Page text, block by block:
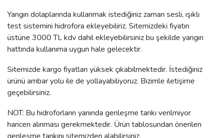
Yangın dolaplarında kullanmak istediğiniz zaman sesli, ışıklı
test sistemini hidrofora ekleyebiliriz. Sitemizdeki fiyatın
üstüne 3000 TL kdv dahil ekleyebilirsiniz bu şekilde yangın
hattında kullanıma uygun hale gelecektir.
Sitemizde kargo fiyatları yüksek çıkabilmektedir. İstediğiniz
ürünü ambar yolu ile de yollayabiliyoruz. Bizimle iletişime
geçebilirsiniz.
NOT: Bu hidroforların yanında genleşme tankı verilmiyor
haricen alınması gerekmektedir. Ürün tablosundan önerilen